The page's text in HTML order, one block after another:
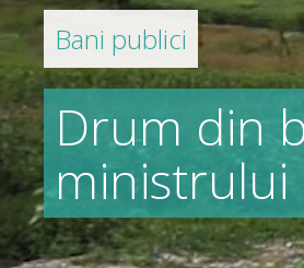
Bani publici
Drum din
ministrului